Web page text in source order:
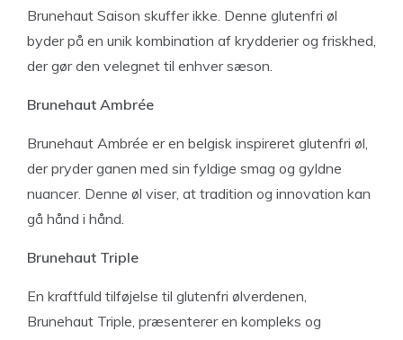
Brunehaut Saison skuffer ikke. Denne glutenfri øl
byder på en unik kombination af krydderier og friskhed,
der gør den velegnet til enhver sæson.
Brunehaut Ambrée
Brunehaut Ambrée er en belgisk inspireret glutenfri øl,
der pryder ganen med sin fyldige smag og gyldne
nuancer. Denne øl viser, at tradition og innovation kan
gå hånd i hånd.
Brunehaut Triple
En kraftfuld tilføjelse til glutenfri ølverdenen,
Brunehaut Triple, præsenterer en kompleks og